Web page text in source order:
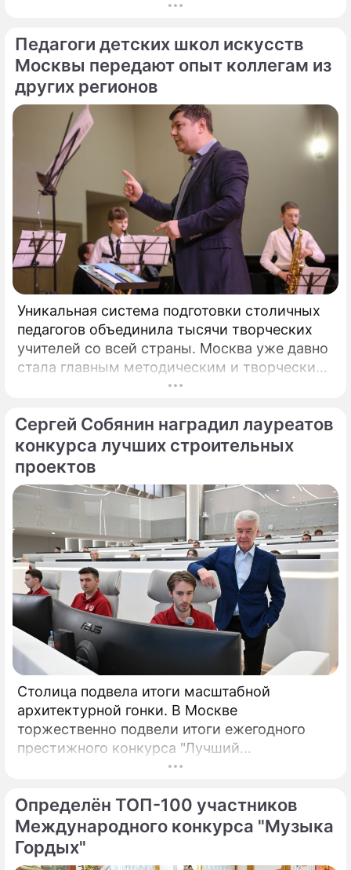
миллионы прохожих даже не догадывались.
Педагоги детских школ искусств
Москвы передают опыт коллегам из
других регионов
Уникальная система подготовки столичных
педагогов объединила тысячи творческих
учителей со всей страны. Москва уже давно
стала главным методическим и творческим
центром России, где рождаются самые
талантов.
Сергей Собянин наградил лауреатов
конкурса лучших строительных
проектов
Столица подвела итоги масштабной
архитектурной гонки. В Москве
торжественно подвели итоги ежегодного
престижного конкурса "Лучший
реализованный проект в области
Определён ТОП-100 участников
Международного конкурса "Музыка
Гордых"